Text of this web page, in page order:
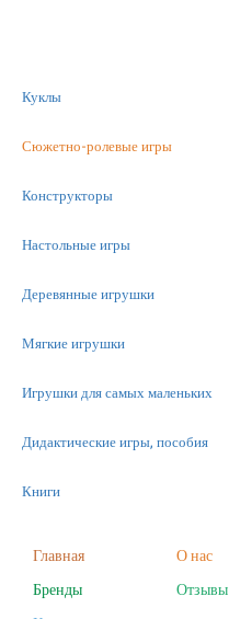
Куклы
Сюжетно-ролевые игры
Конструкторы
Настольные игры
Деревянные игрушки
Мягкие игрушки
Игрушки для самых маленьких
Дидактические игры, пособия
Книги
Фигурки
Главная О нас
Бренды
Отзывы